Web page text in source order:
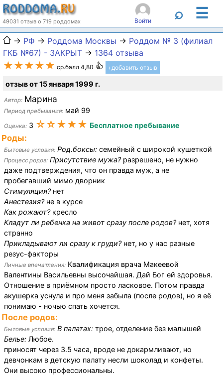
49031 отзыв о 719 роддомах Войти ⌕ ☰
→ РФ → Роддома Москвы → Роддом № 3 (филиал
ГКБ №67) - ЗАКРЫТ → 1364 отзыва
★★★★★ ср.балл 4,80 +добавить отзыв
отзыв от 15 января 1999 г.
Автор: Марина
Период пребывания: май 99
Оценка: 3 ☆☆★★★ Бесплатное пребывание
Роды:
Бытовые условия: Род.боксы: семейный с широкой кушеткой
Процесс родов: Присутствие мужа?разрешено, не нужно
даже подтверждения, что он правда муж, а не
пробегавший мимо дворник
Стимуляция?нет
Анестезия?не в курсе
Как рожают?кресло
Кладут ли ребенка на живот сразу после родов?нет, хотя
странно
Прикладывают ли сразу к груди?нет, но у нас разные
резус-факторы
Личные впечатления: Квалификация врача Макеевой
Валентины Васильевны высочайшая. Дай Бог ей здоровья.
Отношение в приёмном просто ласковое. Потом правда
акушерка уснула и про меня забыла (после родов), но я её
понимаю - ночью спать хочется.
После родов:
Бытовые условия: В палатах: трое, отделение без малышей
Белье: Любое.
приносят через 3.5 часа, вроде не докармливают, но
девчонкам в детскую палату несли шоколад и конфеты.
Они высоко профессиональны.